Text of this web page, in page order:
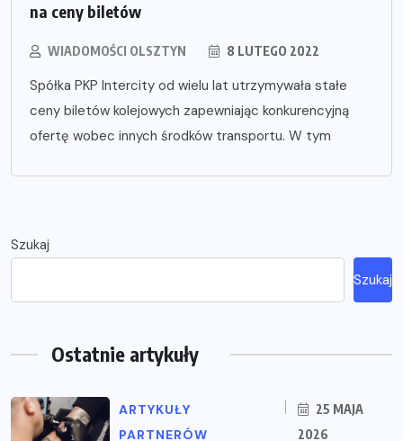
na ceny biletów
WIADOMOŚCI OLSZTYN 8 LUTEGO 2022
Spółka PKP Intercity od wielu lat utrzymywała stałe
ceny biletów kolejowych zapewniając konkurencyjną
ofertę wobec innych środków transportu. W tym
Szukaj
Szukaj
Ostatnie artykuły
ARTYKUŁY
PARTNERÓW
25 MAJA
2026